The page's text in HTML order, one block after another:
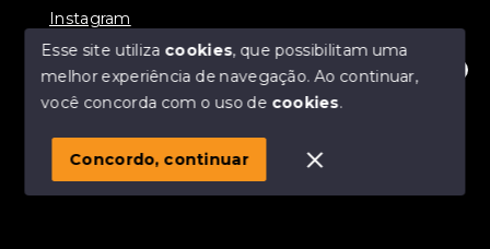
Olá! Estamos disponíveis para te ajudar.
Instagram
© Copyright 2026 - Momax Imóveis - Todos os direitos
SITE PARA IMOBILIARIA
Esse site utiliza cookies, que possibilitam uma
melhor experiência de navegação.Ao continuar,
você concorda com o uso de cookies.
Concordo, continuar